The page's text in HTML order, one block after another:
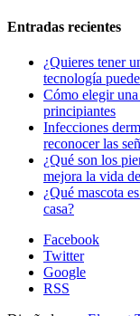
Entradas recientes
¿Quieres tener
tecnología
Cómo elegir
principiantes
Infecciones
reconocer las
¿Qué son los
mejora la vida
¿Qué mascota
casa?
Facebook
Twitter
Google
RSS